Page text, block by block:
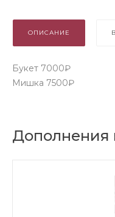
ОПИСАНИЕ
Букет 7000₽
Мишка 7500₽
Дополнения